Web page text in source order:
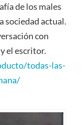
de los males
sociedad actual.
con
el escritor.
todas-las-